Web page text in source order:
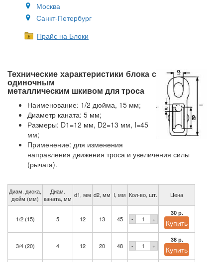
Москва
Санкт-Петербург
Прайс на Блоки
Технические характеристики блока с
одиночным
металлическим шкивом для троса
Наименование: 1/2 дюйма, 15 мм;
Диаметр каната: 5 мм;
Размеры: D1=12 мм, D2=13 мм, I=45
мм;
Применение: для изменения
направления движения троса и увеличения силы
(рычага).
Диам. диска,
дюйм (мм)
Диам.
каната, мм d1, мм d2, мм I, мм Кол-во, шт. Цена
1/2 (15) 5 12 13 45 - +
30 р.
3/4 (20) 4 12 20 48 - +
38 р.